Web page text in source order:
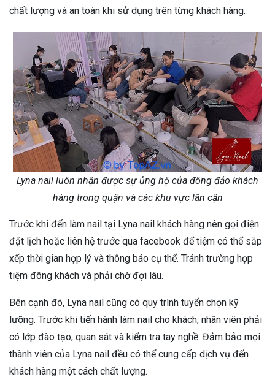
chất lượng và an toàn khi sử dụng trên từng khách hàng.
Lyna nail luôn nhận được sự ủng hộ của đông đảo khách
hàng trong quận và các khu vực lân cận
Trước khi đến làm nail tại Lyna nail khách hàng nên gọi điện
đặt lịch hoặc liên hệ trước qua facebook để tiệm có thể sắp
xếp thời gian hợp lý và thông báo cụ thể. Tránh trường hợp
tiệm đông khách và phải chờ đợi lâu.
Bên cạnh đó, Lyna nail cũng có quy trình tuyển chọn kỹ
lưỡng. Trước khi tiến hành làm nail cho khách, nhân viên phải
có lớp đào tạo, quan sát và kiểm tra tay nghề. Đảm bảo mọi
thành viên của Lyna nail đều có thể cung cấp dịch vụ đến
khách hàng một cách chất lượng.